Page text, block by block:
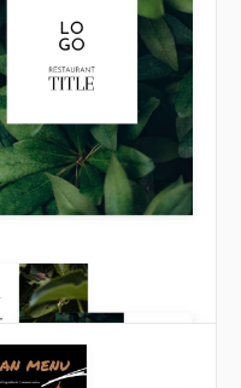
Docs
menu de comida
Você precisa